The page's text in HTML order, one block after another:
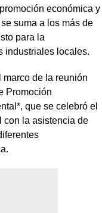
económica y
suma a los más de
para la
industriales locales.
marco de la reunión
Promoción
que se celebró el
con la asistencia de